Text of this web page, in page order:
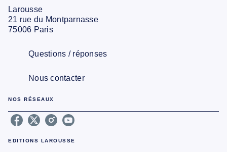
Larousse
21 rue du Montparnasse
75006 Paris
Questions / réponses
Nous contacter
NOS RÉSEAUX
EDITIONS LAROUSSE